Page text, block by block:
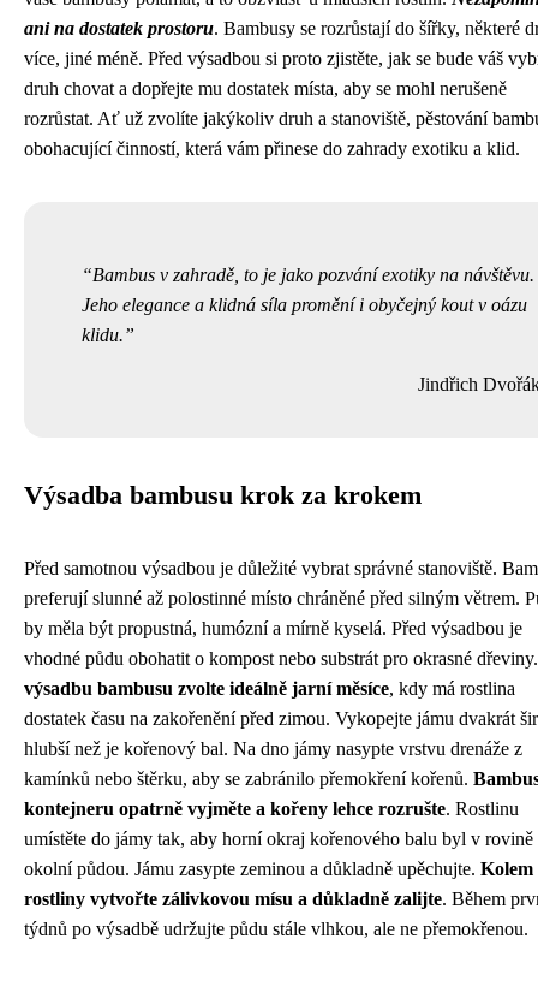
ani na dostatek prostoru. Bambusy se rozrůstají do šířky, některé
více, jiné méně. Před výsadbou si proto zjistěte, jak se bude váš
druh chovat a dopřejte mu dostatek místa, aby se mohl nerušeně
rozrůstat. Ať už zvolíte jakýkoliv druh a stanoviště, pěstování
obohacující činností, která vám přinese do zahrady exotiku a klid.
Bambus v zahradě, to je jako pozvání exotiky na návštěvu.
Jeho elegance a klidná síla promění i obyčejný kout v oázu
klidu.
Jindřich
Výsadba bambusu krok za krokem
Před samotnou výsadbou je důležité vybrat správné stanoviště.
preferují slunné až polostinné místo chráněné před silným větrem.
by měla být propustná, humózní a mírně kyselá. Před výsadbou je
vhodné půdu obohatit o kompost nebo substrát pro okrasné
výsadbu bambusu zvolte ideálně jarní měsíce, kdy má rostlina
dostatek času na zakořenění před zimou. Vykopejte jámu dvakrát
hlubší než je kořenový bal. Na dno jámy nasypte vrstvu drenáže z
kamínků nebo štěrku, aby se zabránilo přemokření kořenů.
kontejneru opatrně vyjměte a kořeny lehce rozrušte. Rostlinu
umístěte do jámy tak, aby horní okraj kořenového balu byl v rovině
okolní půdou. Jámu zasypte zeminou a důkladně upěchujte. Kolem
rostliny vytvořte zálivkovou mísu a důkladně zalijte. Během
týdnů po výsadbě udržujte půdu stále vlhkou, ale ne přemokřenou.